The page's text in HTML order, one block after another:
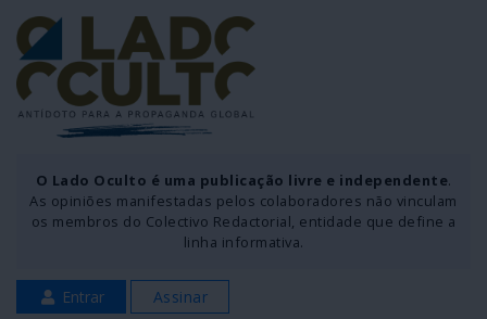
O Lado Oculto é uma publicação livre e independente.
As opiniões manifestadas pelos colaboradores não vinculam
os membros do Colectivo Redactorial, entidade que define a
linha informativa.
Entrar Assinar